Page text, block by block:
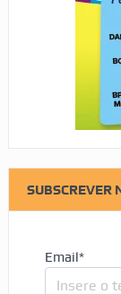
SUBSCREVER
Email*